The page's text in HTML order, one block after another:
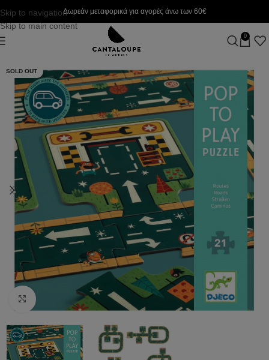
Skip to navigation
Skip to main content
Δωρεάν μεταφορικά για αγορές άνω των 60€
0
SOLD OUT
Click to enlarge